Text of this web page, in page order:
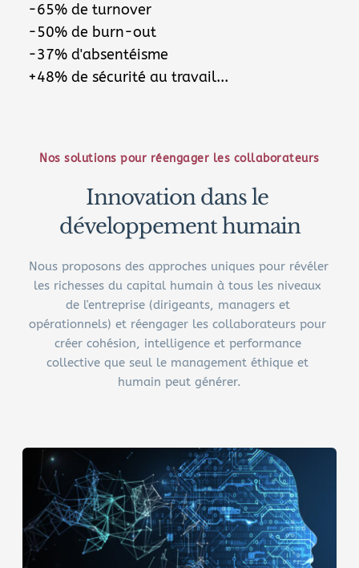
-65% de turnover
-50% de burn-out
-37% d'absentéisme
+48% de sécurité au travail...
Nos solutions pour réengager les collaborateurs
Innovation dans le
développement humain
Nous proposons des approches uniques pour révéler
les richesses du capital humain à tous les niveaux
de l'entreprise (dirigeants, managers et
opérationnels) et réengager les collaborateurs pour
créer cohésion, intelligence et performance
collective que seul le management éthique et
humain peut générer.